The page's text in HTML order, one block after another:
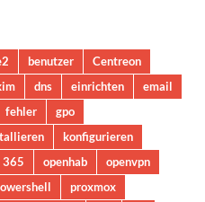
benutzer
Centreon
dns einrichten
email
fehler
gpo
konfigurieren
365 openhab
openvpn
proxmox